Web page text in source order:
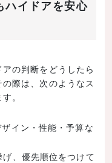
ハイドアを安心
の判断をどうしたら
際は、次のようなス
。
イン・性能・予算な
、優先順位をつけて